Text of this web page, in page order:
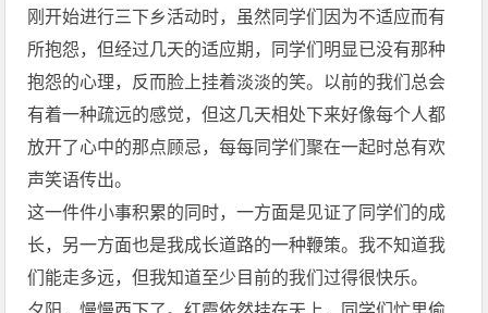
刚开始进行三下乡活动时，虽然同学们因为不适应而有
所抱怨，但经过几天的适应期，同学们明显已没有那种
抱怨的心理，反而脸上挂着淡淡的笑。以前的我们总会
有着一种疏远的感觉，但这几天相处下来好像每个人都
放开了心中的那点顾忌，每每同学们聚在一起时总有欢
声笑语传出。
这一件件小事积累的同时，一方面是见证了同学们的成
长，另一方面也是我成长道路的一种鞭策。我不知道我
们能走多远，但我知道至少目前的我们过得很快乐。